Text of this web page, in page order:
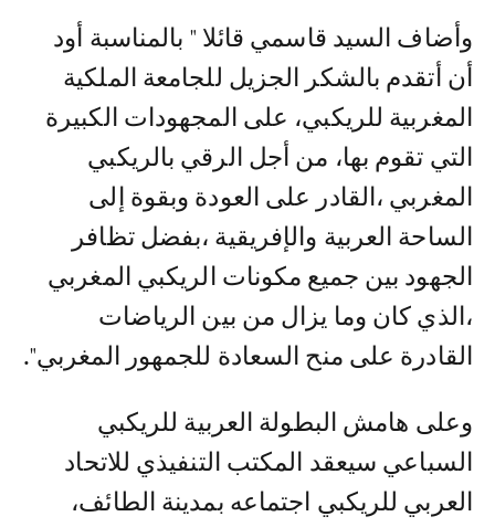
وأضاف السيد قاسمي قائلا " بالمناسبة أود
أن أتقدم بالشكر الجزيل للجامعة الملكية
المغربية للريكبي، على المجهودات الكبيرة
التي تقوم بها، من أجل الرقي بالريكبي
المغربي ،القادر على العودة وبقوة إلى
الساحة العربية والإفريقية ،بفضل تظافر
الجهود بين جميع مكونات الريكبي المغربي
،الذي كان وما يزال من بين الرياضات
القادرة على منح السعادة للجمهور المغربي".
وعلى هامش البطولة العربية للريكبي
السباعي سيعقد المكتب التنفيذي للاتحاد
العربي للريكبي اجتماعه بمدينة الطائف،